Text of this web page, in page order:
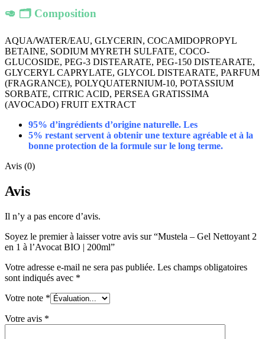
🥑 🗂 Composition
AQUA/WATER/EAU, GLYCERIN, COCAMIDOPROPYL
BETAINE, SODIUM MYRETH SULFATE, COCO-
GLUCOSIDE, PEG-3 DISTEARATE, PEG-150 DISTEARATE,
GLYCERYL CAPRYLATE, GLYCOL DISTEARATE, PARFUM
(FRAGRANCE), POLYQUATERNIUM-10, POTASSIUM
SORBATE, CITRIC ACID, PERSEA GRATISSIMA
(AVOCADO) FRUIT EXTRACT
95% d’ingrédients d’origine naturelle. Les
5% restant servent à obtenir une texture agréable et à la
bonne protection de la formule sur le long terme.
Avis (0)
Avis
Il n’y a pas encore d’avis.
Soyez le premier à laisser votre avis sur “Mustela – Gel Nettoyant 2
en 1 à l’Avocat BIO | 200ml”
Votre adresse e-mail ne sera pas publiée. Les champs obligatoires
sont indiqués avec *
Votre note *
Votre avis *